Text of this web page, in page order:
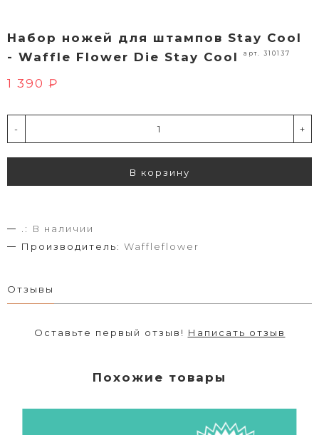
Набор ножей для штампов Stay Cool
- Waffle Flower Die Stay Cool
арт. 310137
1 390 ₽
- +
В корзину
.:
В наличии
Производитель: Waffleflower
Отзывы
Оставьте первый отзыв! Написать отзыв
Похожие товары